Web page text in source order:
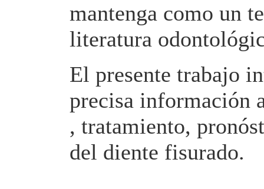
mantenga como un
literatura
El presente trabajo
precisa información
, tratamiento,
del diente fisurado.